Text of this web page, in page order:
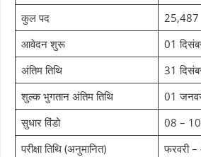
कुल पद
25,487
आवेदन शुरू
01
अंतिम तिथि
31
शुल्क भुगतान अंतिम तिथि
01
सुधार विंडो
08 –
परीक्षा तिथि (अनुमानित)
फरवरी